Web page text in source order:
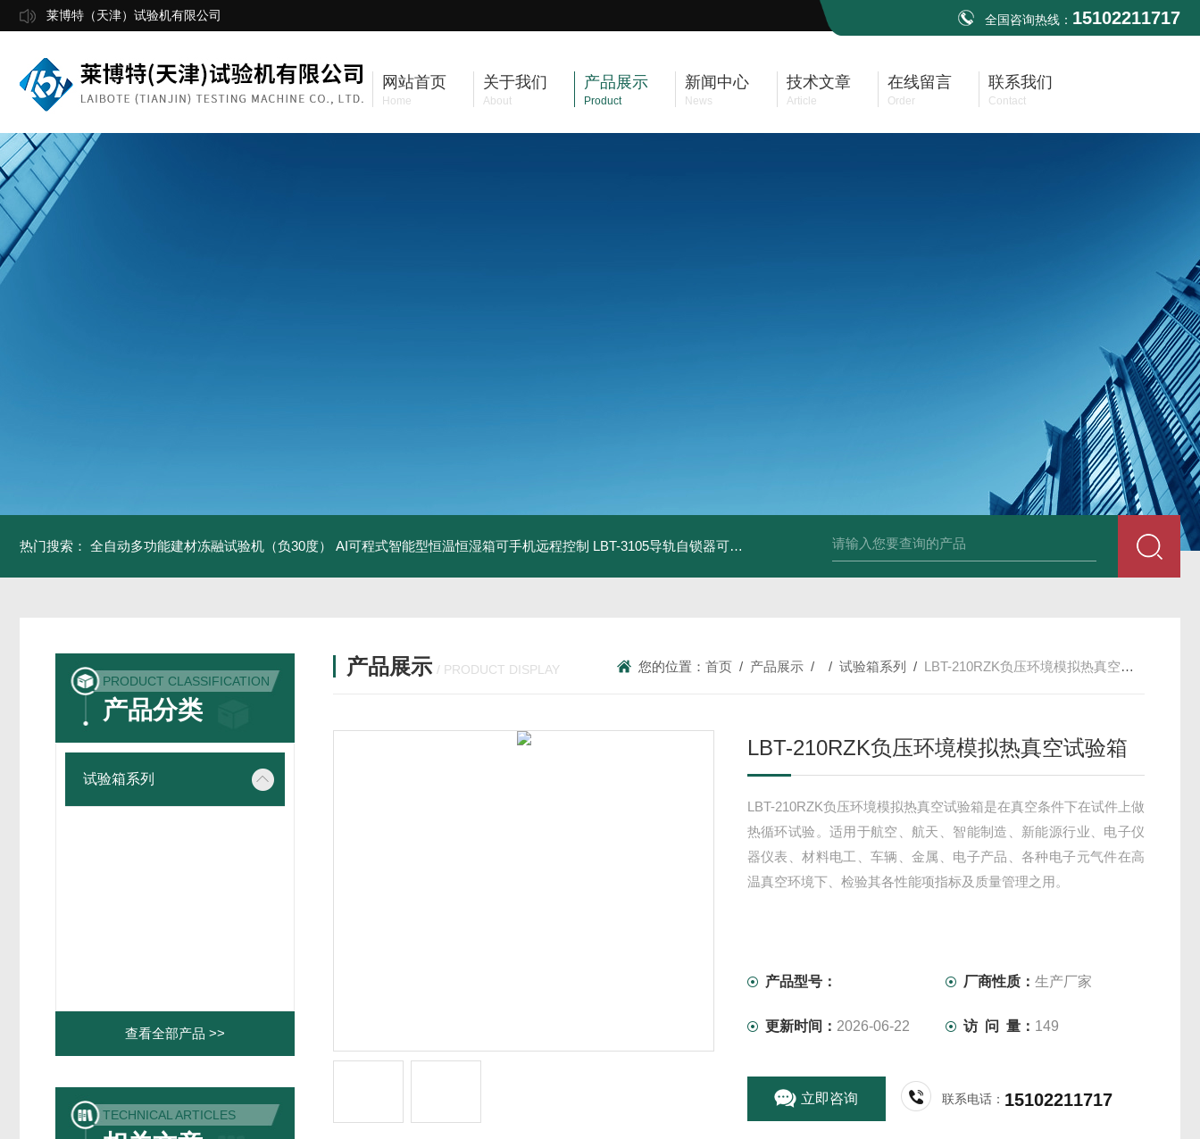
莱博特（天津）试验机有限公司 全国咨询热线： 15102211717
网站首页
Home
关于我们
About
产品展示
Product
新闻中心
News
技术文章
Article
在线留言
Order
联系我们
Contact
热门搜索： 全自动多功能建材冻融试验机（负30度） AI可程式智能型恒温恒湿箱可手机远程控制 LBT-3105导轨自锁器可靠性锁止性能试验机 全自动多功能建材冻融试验机（负50度） TG-17A塑料薄
PRODUCT CLASSIFICATION
产品分类
试验箱系列
查看全部产品 >>
TECHNICAL ARTICLES
产品展示 / PRODUCT DISPLAY 您的位置：首页 / 产品展示 / /试验箱系列 / LBT-210RZK负压环境模拟热真空试验箱
LBT-210RZK负压环境模拟热真空试验箱
LBT-210RZK负压环境模拟热真空试验箱是在真空条件下在试件上做
热循环试验。适用于航空、航天、智能制造、新能源行业、电子仪
器仪表、材料电工、车辆、金属、电子产品、各种电子元气件在高
温真空环境下、检验其各性能项指标及质量管理之用。
产品型号： 厂商性质：生产厂家
更新时间： 2026-06-22 访 问 量： 149
立即咨询 联系电话： 15102211717